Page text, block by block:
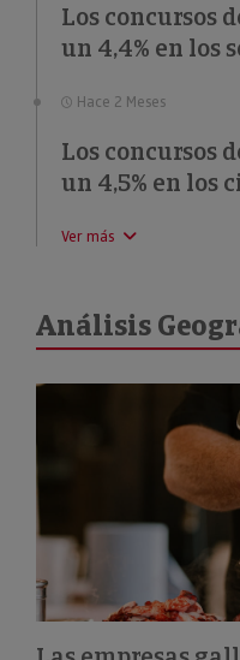
Los concursos
un 4,4% en los
Hace 2 Meses
Los concursos
un 4,5% en los
Ver más
Análisis